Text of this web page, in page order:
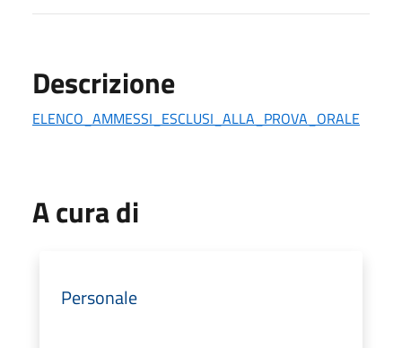
Descrizione
ELENCO_AMMESSI_ESCLUSI_ALLA_PROVA_ORALE
A cura di
Personale